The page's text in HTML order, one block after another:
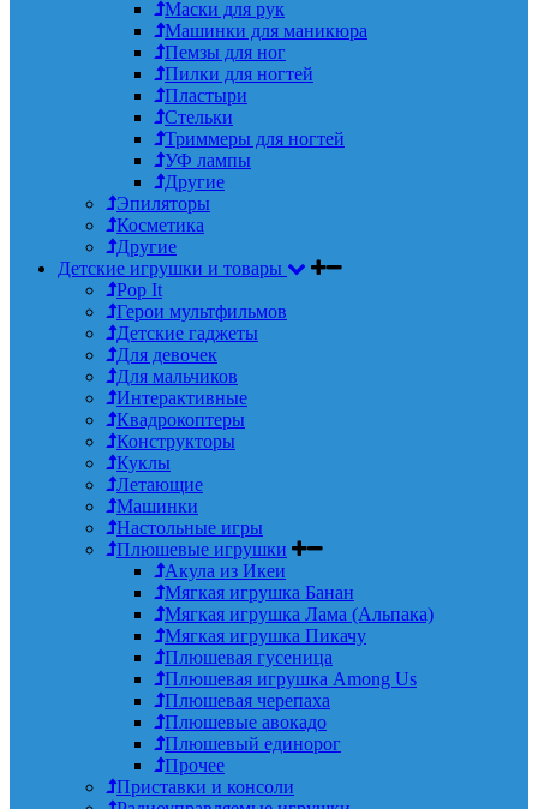
Маски для рук
Машинки для маникюра
Пемзы для ног
Пилки для ногтей
Пластыри
Стельки
Триммеры для ногтей
УФ лампы
Другие
Эпиляторы
Косметика
Другие
Детские игрушки и товары
Pop It
Герои мультфильмов
Детские гаджеты
Для девочек
Для мальчиков
Интерактивные
Квадрокоптеры
Конструкторы
Куклы
Летающие
Машинки
Настольные игры
Плюшевые игрушки
Акула из Икеи
Мягкая игрушка Банан
Мягкая игрушка Лама (Альпака)
Мягкая игрушка Пикачу
Плюшевая гусеница
Плюшевая игрушка Among Us
Плюшевая черепаха
Плюшевые авокадо
Плюшевый единорог
Прочее
Приставки и консоли